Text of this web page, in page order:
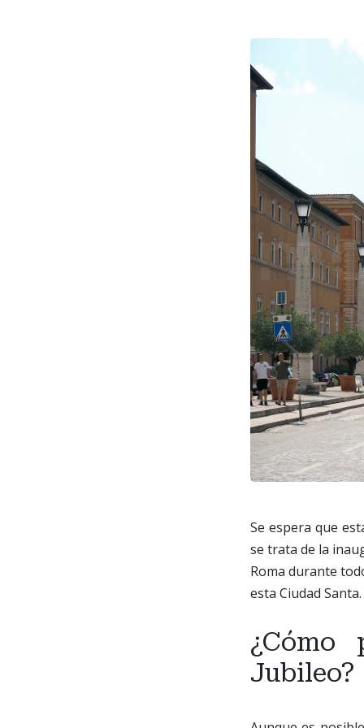
Se espera que
se trata de la
Roma durante
esta Ciudad Santa.
Jubileo?